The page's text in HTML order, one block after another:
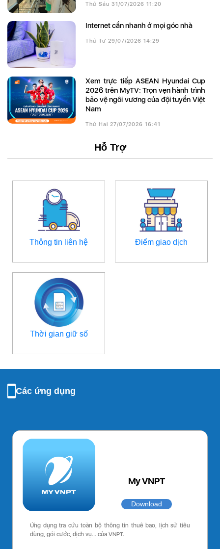
Thứ Sáu 31/07/2026 11:20
Internet cần nhanh ở mọi góc nhà
Thứ Tư 29/07/2026 14:29
Xem trực tiếp ASEAN Hyundai Cup
2026 trên MyTV: Trọn vẹn hành trình
bảo vệ ngôi vương của đội tuyển Việt
Nam
Thứ Hai 27/07/2026 16:41
Hỗ Trợ
Thông tin liên hệ Điểm giao dịch
Thời gian giữ số
Các ứng dụng
My VNPT
Download
Ứng dụng tra cứu toàn bộ thông tin thuê bao, lịch sử tiêu
dùng, gói cước, dịch vụ… của VNPT.